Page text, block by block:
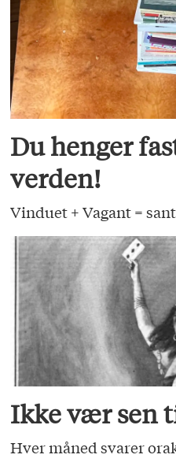
Du henger
verden!
Vinduet + Vagant =
Ikke vær sen
Hver måned svarer